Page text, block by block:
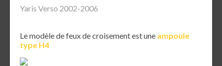
Yaris Verso 2002-2006
Le modèle de feux de croisement est une ampoule
type H4